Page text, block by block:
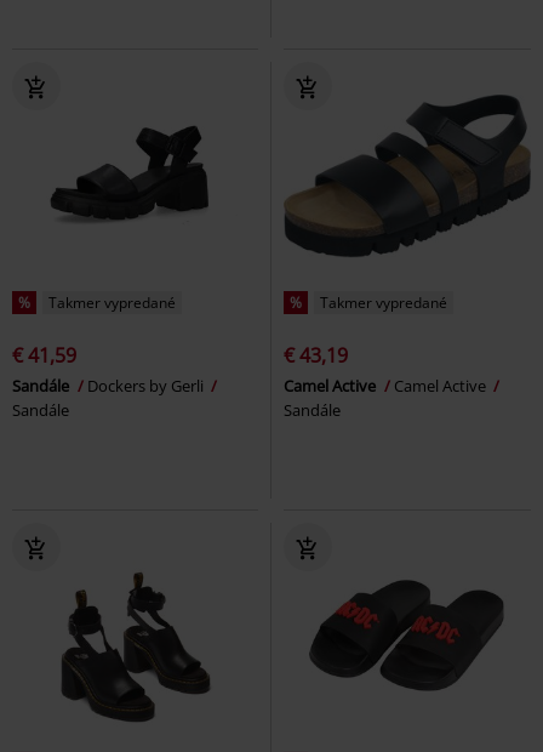
% Takmer vypredané
€ 41,59
Sandále
Dockers by Gerli
Sandále
% Takmer vypredané
€ 43,19
Camel Active
Camel Active
Sandále